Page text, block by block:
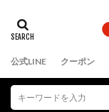
公式LINE クーポン